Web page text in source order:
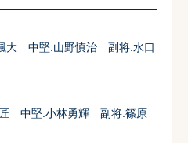
大 中堅:山野慎治 副将:水口
中堅:小林勇輝 副将:篠原